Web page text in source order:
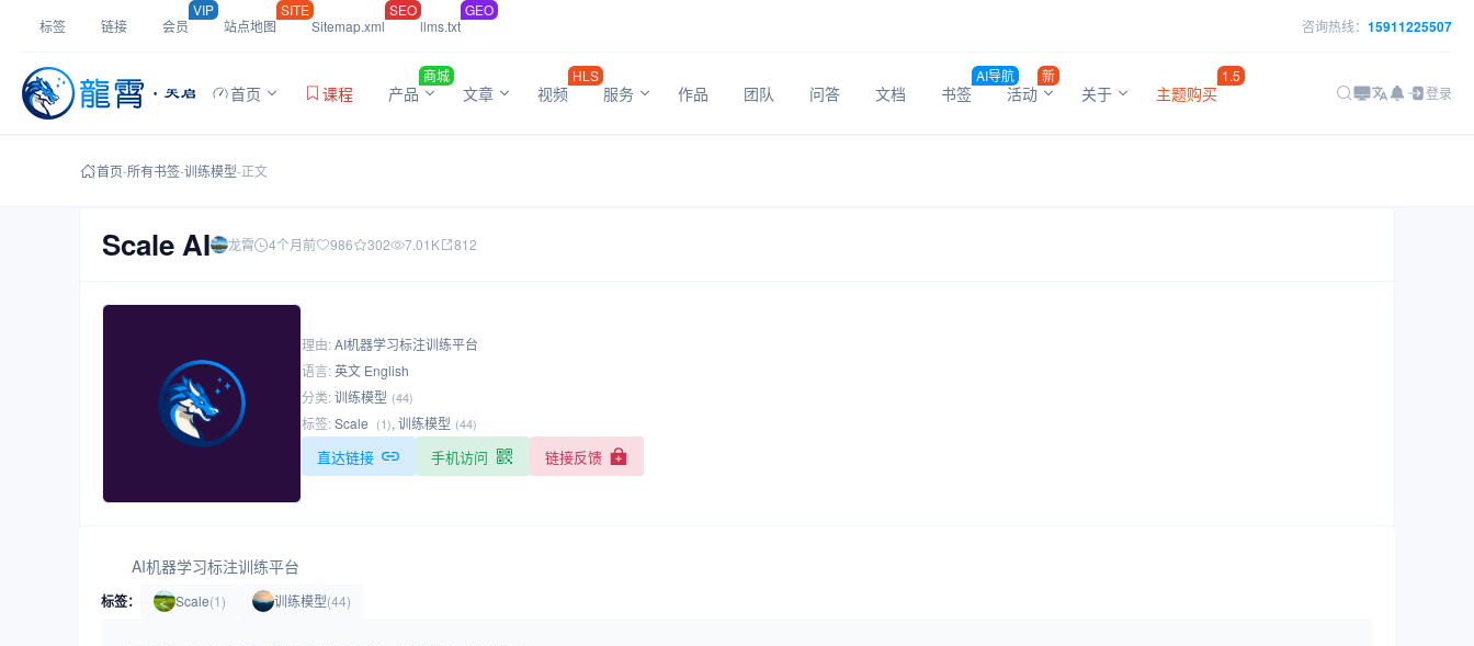
标签 链接 会员
VIP
站点地图
SITE
Sitemap.xml
SEO
llms.txt
GEO
咨询热线： 15911225507
首页 课程 产品
商城
文章 视频
HLS
服务 作品 团队 问答 文档 书签
AI导航
活动
新
关于 主题购买
1.5
登录
首页-所有书签-训练模型-正文
Scale AI 龙霄 4个月前 986 302 7.01K 812
理由:AI机器学习标注训练平台
语言:英文 English
分类:训练模型 (44)
标签:Scale (1), 训练模型 (44)
直达链接 手机访问 链接反馈
AI机器学习标注训练平台
标签： Scale(1) 训练模型(44)